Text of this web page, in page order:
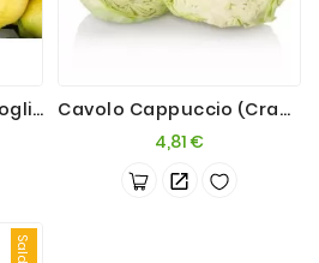
Limoni Naturali Con Foglia 5kg
Cavolo Cappuccio (Crauto Bianco) 2 Teste
4,81 €Prezzo
Saldi